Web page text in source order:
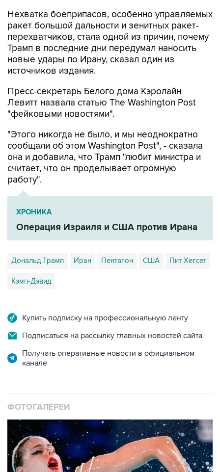
Нехватка боеприпасов, особенно управляемых
ракет большой дальности и зенитных ракет-
перехватчиков, стала одной из причин, почему
Трамп в последние дни передумал наносить
новые удары по Ирану, сказал один из
источников издания.
Пресс-секретарь Белого дома Кэролайн
Левитт назвала статью The Washington Post
"фейковыми новостями".
"Этого никогда не было, и мы неоднократно
сообщали об этом Washington Post", - сказала
она и добавила, что Трамп "любит министра и
считает, что он проделывает огромную
работу".
ХРОНИКА
Операция Израиля и США против Ирана
Дональд Трамп Иран Пентагон США Пит Хегсет
Кэмп-Дэвид
Купить подписку на профессиональную ленту
Подписаться на рассылку главных новостей сайта
Получать оперативные новости в официальном
канале
ФОТОГАЛЕРЕИ